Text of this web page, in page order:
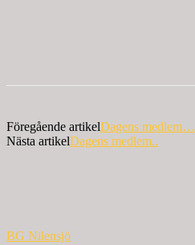
Föregående artikelDagens medlem…
Nästa artikelDagens medlem..
BG Nilensjö